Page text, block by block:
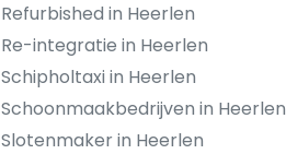
Refurbished in Heerlen
Re-integratie in Heerlen
Schipholtaxi in Heerlen
Schoonmaakbedrijven in Heerlen
Slotenmaker in Heerlen